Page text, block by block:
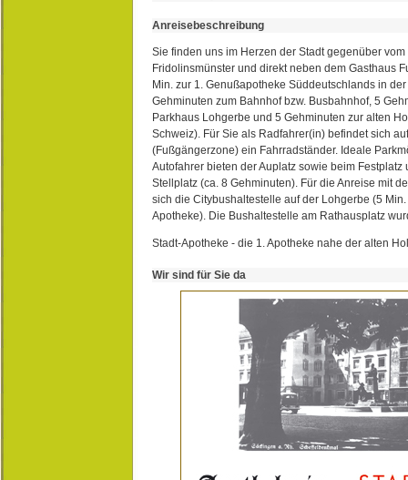
Anreisebeschreibung
Sie finden uns im Herzen der Stadt gegenüber
Fridolinsmünster und direkt neben dem Gasthaus
Min. zur 1. Genußapotheke Süddeutschlands in
Gehminuten zum Bahnhof bzw. Busbahnhof, 5
Parkhaus Lohgerbe und 5 Gehminuten zur alten
Schweiz). Für Sie als Radfahrer(in) befindet sich
(Fußgängerzone) ein Fahrradständer. Ideale
Autofahrer bieten der Auplatz sowie beim Festplatz
Stellplatz (ca. 8 Gehminuten). Für die Anreise mit
sich die Citybushaltestelle auf der Lohgerbe (5
Apotheke). Die Bushaltestelle am Rathausplatz
Stadt-Apotheke - die 1. Apotheke nahe der alten
Wir sind für Sie da